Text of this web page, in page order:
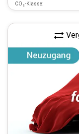
CO₂-Klasse: